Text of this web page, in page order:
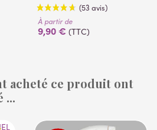
(53 avis)
À partir de
9,90 € (TTC)
acheté ce produit ont
...